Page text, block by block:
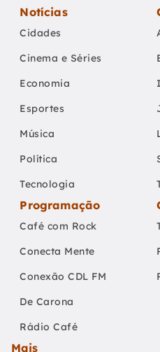
Notícias
Cidades
Cinema e Séries
Economia
Esportes
Música
Política
Tecnologia
Programação
Café com Rock
Conecta Mente
Conexão CDL FM
De Carona
Rádio Café
Mais